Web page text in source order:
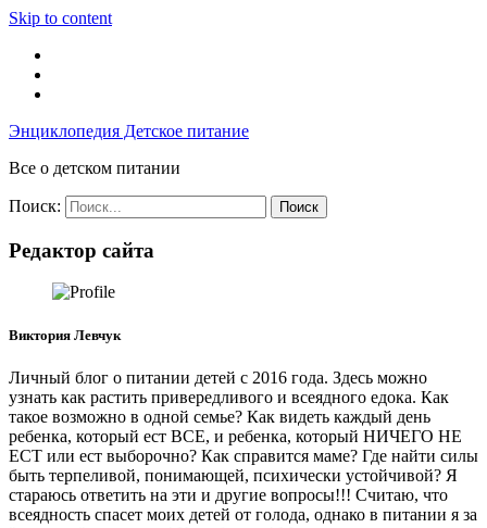
Skip to content
Энциклопедия Детское питание
Все о детском питании
Поиск:
Редактор сайта
Виктория Левчук
Личный блог о питании детей с 2016 года. Здесь можно
узнать как растить привередливого и всеядного едока. Как
такое возможно в одной семье? Как видеть каждый день
ребенка, который ест ВСЕ, и ребенка, который НИЧЕГО НЕ
ЕСТ или ест выборочно? Как справится маме? Где найти силы
быть терпеливой, понимающей, психически устойчивой? Я
стараюсь ответить на эти и другие вопросы!!! Считаю, что
всеядность спасет моих детей от голода, однако в питании я за